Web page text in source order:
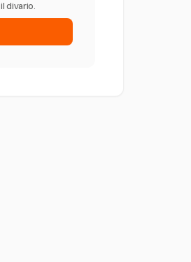
divario.